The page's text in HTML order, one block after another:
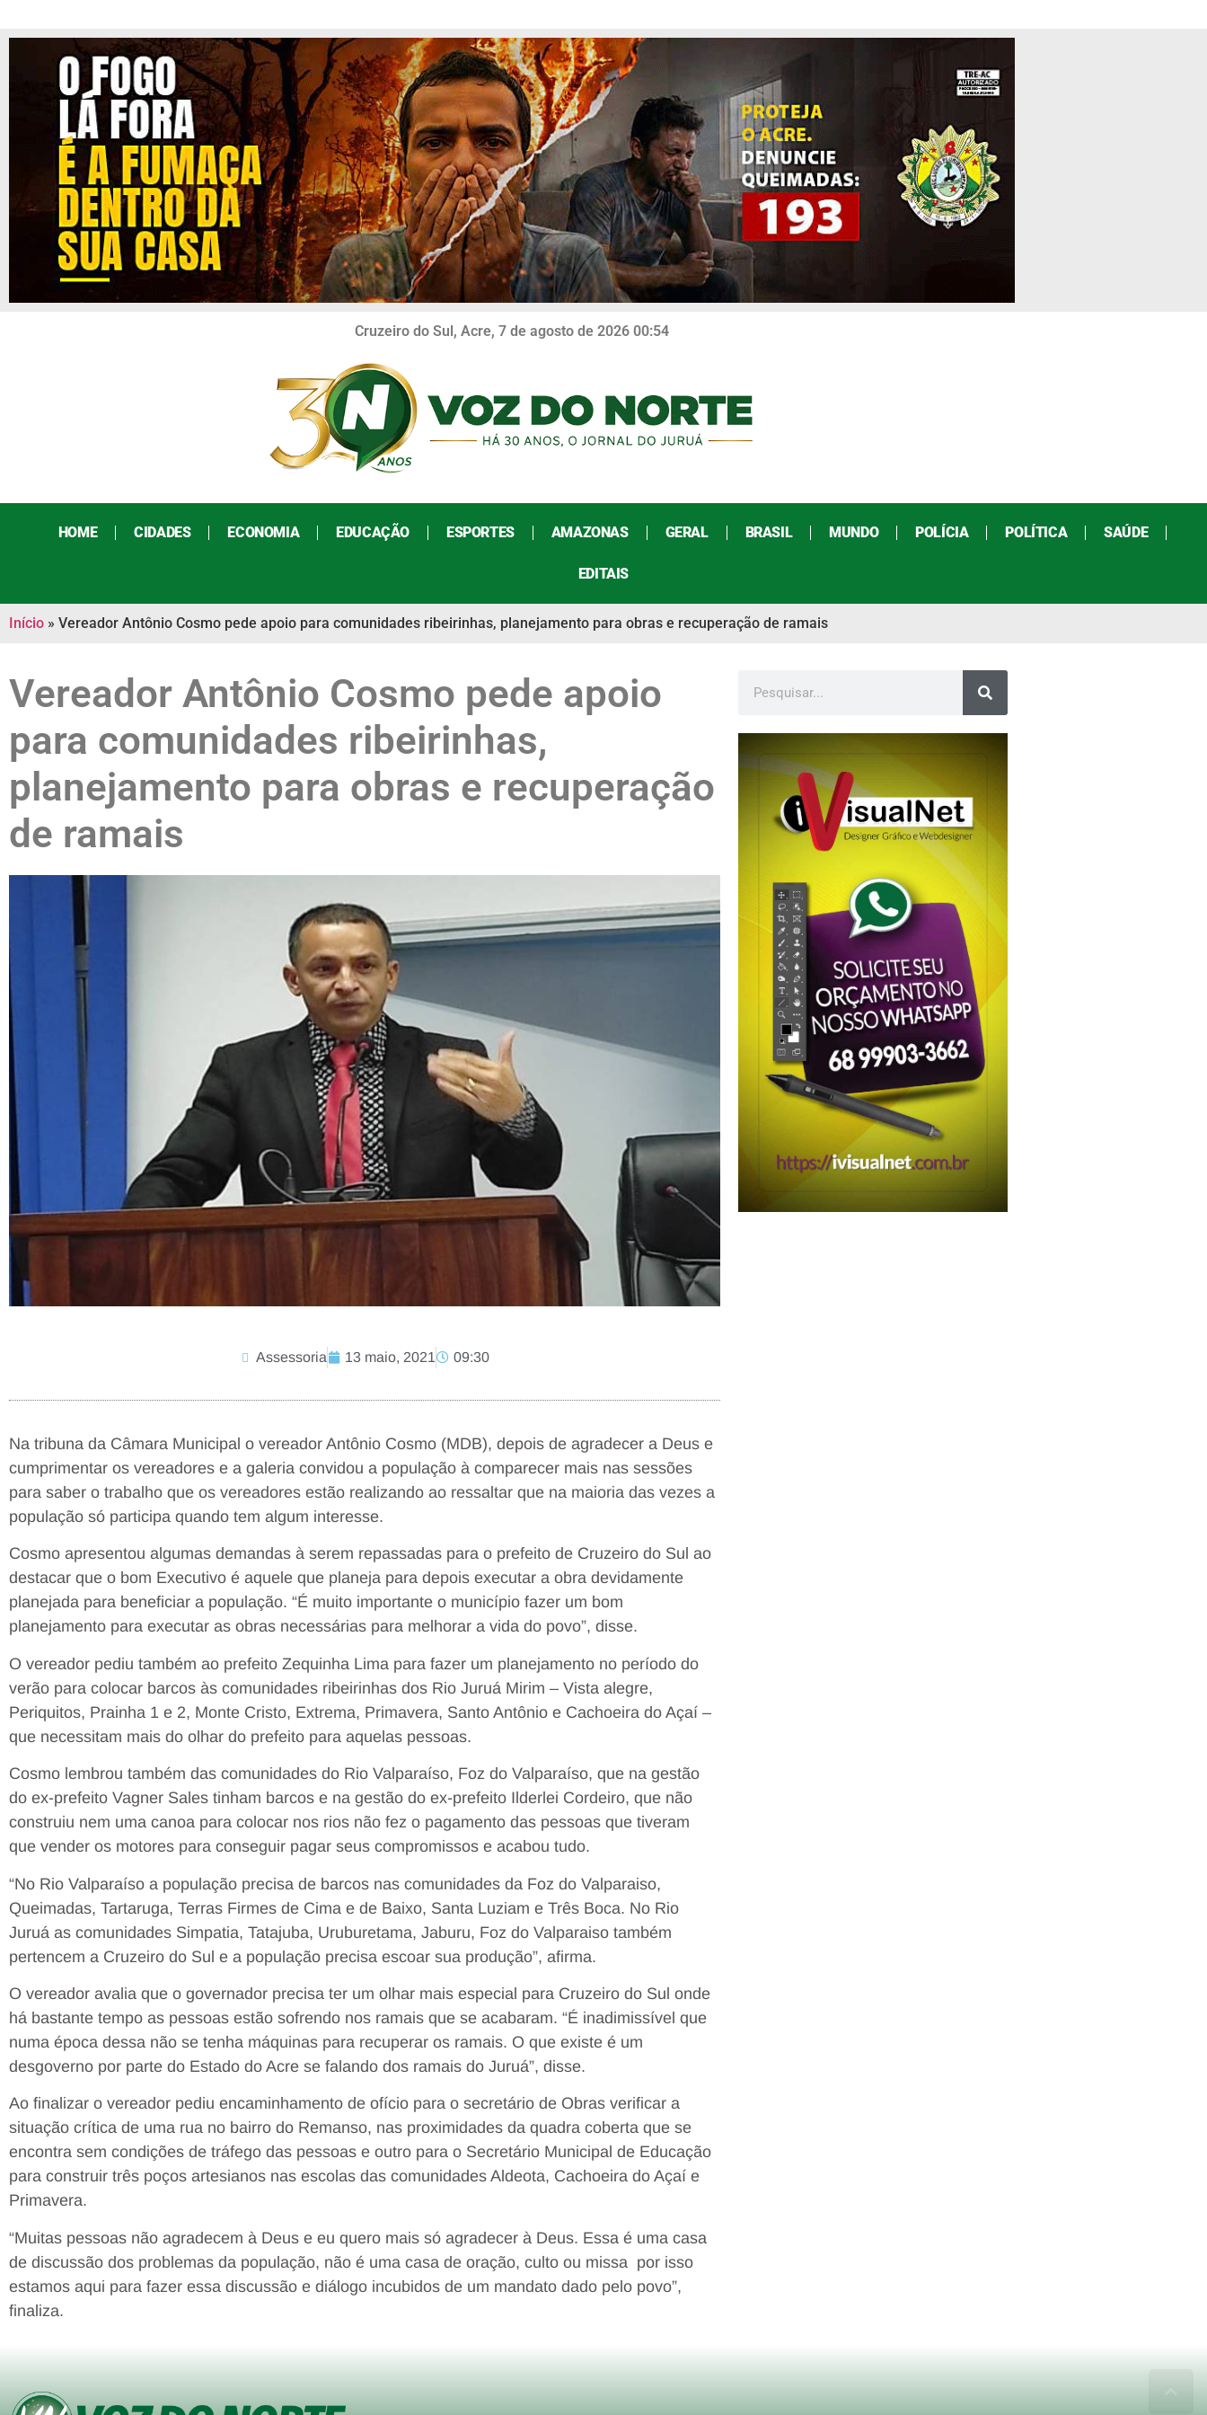
Cruzeiro do Sul, Acre, 7 de agosto de 2026 00:54
HOME CIDADES ECONOMIA EDUCAÇÃO ESPORTES AMAZONAS GERAL BRASIL MUNDO POLÍCIA POLÍTICA SAÚDE
EDITAIS
Início » Vereador Antônio Cosmo pede apoio para comunidades ribeirinhas, planejamento para obras e recuperação de ramais
Vereador Antônio Cosmo pede apoio
para comunidades ribeirinhas,
planejamento para obras e recuperação
de ramais
Assessoria 13 maio, 2021 09:30
Na tribuna da Câmara Municipal o vereador Antônio Cosmo (MDB), depois de agradecer a Deus e
cumprimentar os vereadores e a galeria convidou a população à comparecer mais nas sessões
para saber o trabalho que os vereadores estão realizando ao ressaltar que na maioria das vezes a
população só participa quando tem algum interesse.
Cosmo apresentou algumas demandas à serem repassadas para o prefeito de Cruzeiro do Sul ao
destacar que o bom Executivo é aquele que planeja para depois executar a obra devidamente
planejada para beneficiar a população. “É muito importante o município fazer um bom
planejamento para executar as obras necessárias para melhorar a vida do povo”, disse.
O vereador pediu também ao prefeito Zequinha Lima para fazer um planejamento no período do
verão para colocar barcos às comunidades ribeirinhas dos Rio Juruá Mirim – Vista alegre,
Periquitos, Prainha 1 e 2, Monte Cristo, Extrema, Primavera, Santo Antônio e Cachoeira do Açaí –
que necessitam mais do olhar do prefeito para aquelas pessoas.
Cosmo lembrou também das comunidades do Rio Valparaíso, Foz do Valparaíso, que na gestão
do ex-prefeito Vagner Sales tinham barcos e na gestão do ex-prefeito Ilderlei Cordeiro, que não
construiu nem uma canoa para colocar nos rios não fez o pagamento das pessoas que tiveram
que vender os motores para conseguir pagar seus compromissos e acabou tudo.
“No Rio Valparaíso a população precisa de barcos nas comunidades da Foz do Valparaiso,
Queimadas, Tartaruga, Terras Firmes de Cima e de Baixo, Santa Luziam e Três Boca. No Rio
Juruá as comunidades Simpatia, Tatajuba, Uruburetama, Jaburu, Foz do Valparaiso também
pertencem a Cruzeiro do Sul e a população precisa escoar sua produção”, afirma.
O vereador avalia que o governador precisa ter um olhar mais especial para Cruzeiro do Sul onde
há bastante tempo as pessoas estão sofrendo nos ramais que se acabaram. “É inadimissível que
numa época dessa não se tenha máquinas para recuperar os ramais. O que existe é um
desgoverno por parte do Estado do Acre se falando dos ramais do Juruá”, disse.
Ao finalizar o vereador pediu encaminhamento de ofício para o secretário de Obras verificar a
situação crítica de uma rua no bairro do Remanso, nas proximidades da quadra coberta que se
encontra sem condições de tráfego das pessoas e outro para o Secretário Municipal de Educação
para construir três poços artesianos nas escolas das comunidades Aldeota, Cachoeira do Açaí e
Primavera.
“Muitas pessoas não agradecem à Deus e eu quero mais só agradecer à Deus. Essa é uma casa
de discussão dos problemas da população, não é uma casa de oração, culto ou missa por isso
estamos aqui para fazer essa discussão e diálogo incubidos de um mandato dado pelo povo”,
finaliza.